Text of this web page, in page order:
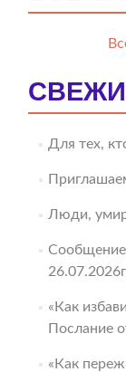
Для тех,
Люди,
Сообщение
«Как
Послание
«Как